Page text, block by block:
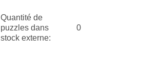
Quantité de
puzzles dans
stock externe:
0